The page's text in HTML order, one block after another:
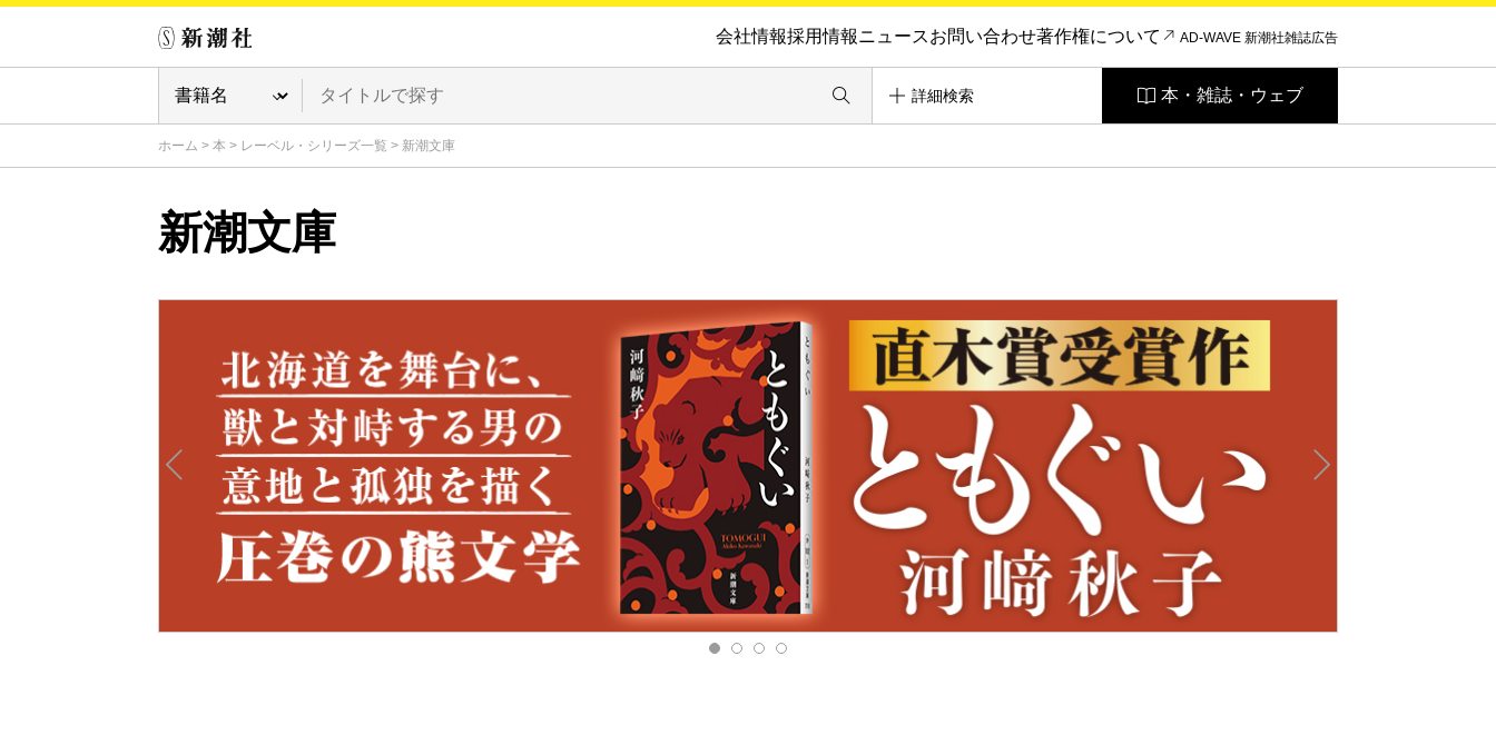
会社情報採用情報ニュースお問い合わせ著作権について AD-WAVE 新潮社雑誌広告
詳細検索 本・雑誌・ウェブ
ホーム > 本 > レーベル・シリーズ一覧 > 新潮文庫
新潮文庫